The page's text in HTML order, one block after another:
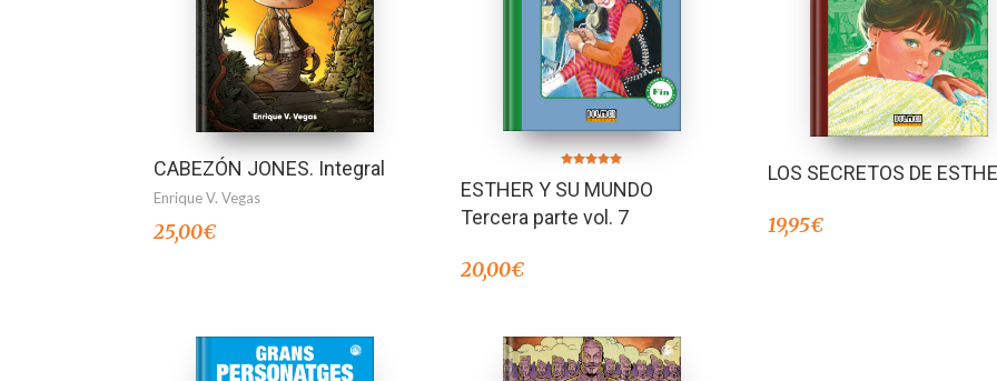
CABEZÓN JONES. Integral
Enrique V. Vegas
25,00€
5.00
de 5
ESTHER Y SU MUNDO
Tercera parte vol. 7
20,00€
LOS SECRETOS DE
19,95€